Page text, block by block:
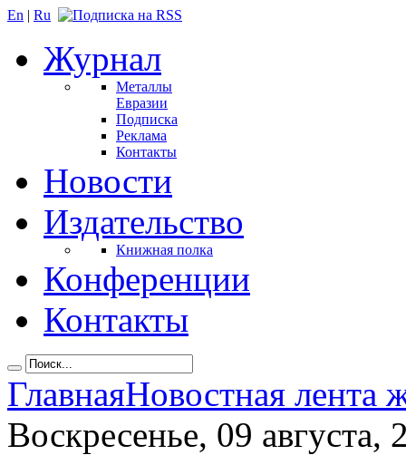
En | Ru
Журнал
Металлы
Евразии
Подписка
Реклама
Контакты
Новости
Издательство
Книжная полка
Конференции
Контакты
ГлавнаяНовостная лента
Воскресенье, 09 августа,